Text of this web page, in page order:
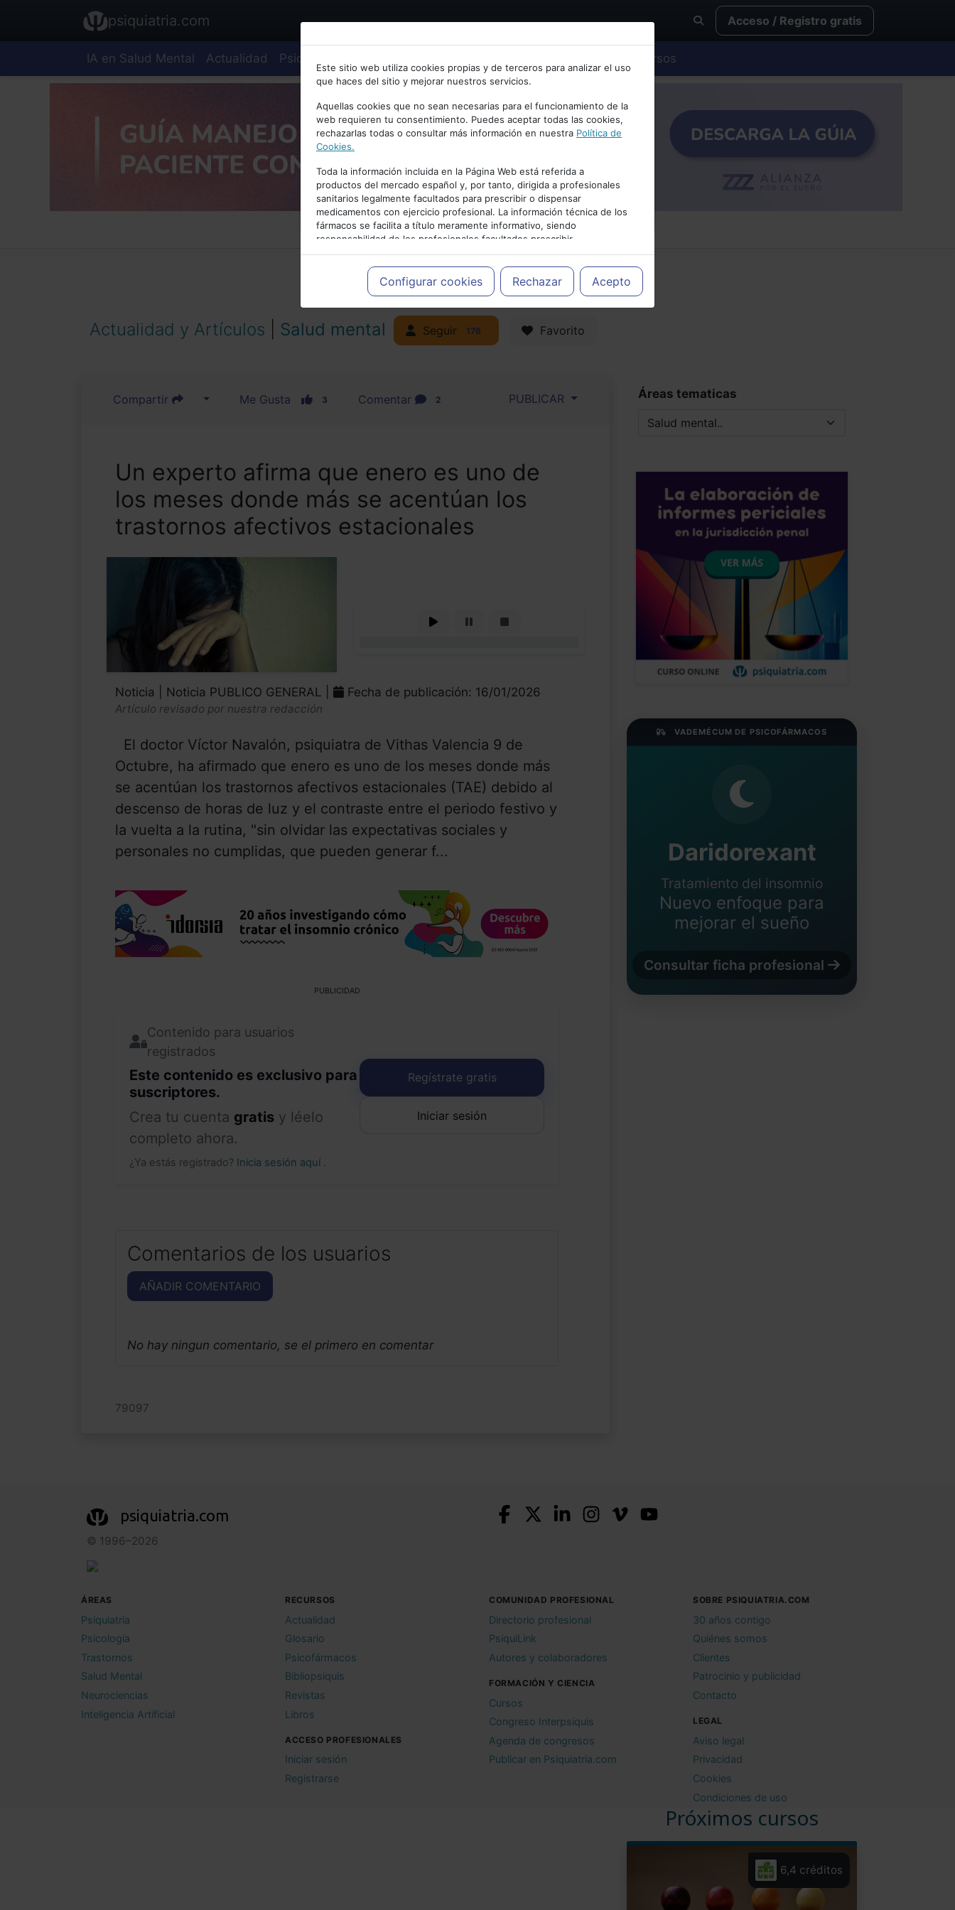
Bienvenid@ a psiquiatria.com
Escribe tu Email
Accede o regístrate con tu email.
Cancelar
psiquiatria.com Acceso / Registro gratis
IA en Salud Mental Actualidad Psiquiatría Cursos
Este sitio web utiliza cookies propias y de terceros para analizar el uso
que haces del sitio y mejorar nuestros servicios.
Aquellas cookies que no sean necesarias para el funcionamiento de la
web requieren tu consentimiento. Puedes aceptar todas las cookies,
rechazarlas todas o consultar más información en nuestra Política de
Cookies.
Toda la información incluida en la Página Web está referida a
productos del mercado español y, por tanto, dirigida a profesionales
sanitarios legalmente facultados para prescribir o dispensar
medicamentos con ejercicio profesional. La información técnica de los
fármacos se facilita a título meramente informativo, siendo
responsabilidad de los profesionales facultados prescribir
medicamentos y decidir, en cada caso concreto, el tratamiento más
adecuado a las necesidades del paciente.
Configurar cookies Rechazar Acepto
PUBLICIDAD
Actualidad y Artículos Salud mental Seguir 176 Favorito
Compartir Me Gusta 3 Comentar 2 PUBLICAR
Un experto afirma que enero es uno de
los meses donde más se acentúan los
trastornos afectivos estacionales
Noticia | Noticia PUBLICO GENERAL | Fecha de publicación: 16/01/2026
Artículo revisado por nuestra redacción
El doctor Víctor Navalón, psiquiatra de Vithas Valencia 9 de
Octubre, ha afirmado que enero es uno de los meses donde más
se acentúan los trastornos afectivos estacionales (TAE) debido al
descenso de horas de luz y el contraste entre el periodo festivo y
la vuelta a la rutina, "sin olvidar las expectativas sociales y
personales no cumplidas, que pueden generar f...
PUBLICIDAD
Contenido para usuarios
registrados
Este contenido es exclusivo para
suscriptores.
Crea tu cuenta gratis y léelo
completo ahora.
¿Ya estás registrado? Inicia sesión aquí .
Regístrate gratis
Iniciar sesión
Comentarios de los usuarios
AÑADIR COMENTARIO
No hay ningun comentario, se el primero en comentar
79097
Áreas tematicas
VADEMÉCUM DE PSICOFÁRMACOS
Daridorexant
Tratamiento del insomnio
Nuevo enfoque para
mejorar el sueño
Consultar ficha profesional
Próximos cursos
6,4 créditos
psiquiatria.com
© 1996–2026
ÁREAS
Psiquiatría
Psicología
Trastornos
Salud Mental
Neurociencias
Inteligencia Artificial
RECURSOS
Actualidad
Glosario
Psicofármacos
Bibliopsiquis
Revistas
Libros
ACCESO PROFESIONALES
Iniciar sesión
Registrarse
COMUNIDAD PROFESIONAL
Directorio profesional
PsiquiLink
Autores y colaboradores
FORMACIÓN Y CIENCIA
Cursos
Congreso Interpsiquis
Agenda de congresos
Publicar en Psiquiatria.com
SOBRE PSIQUIATRIA.COM
30 años contigo
Quiénes somos
Clientes
Patrocinio y publicidad
Contacto
LEGAL
Aviso legal
Privacidad
Cookies
Condiciones de uso